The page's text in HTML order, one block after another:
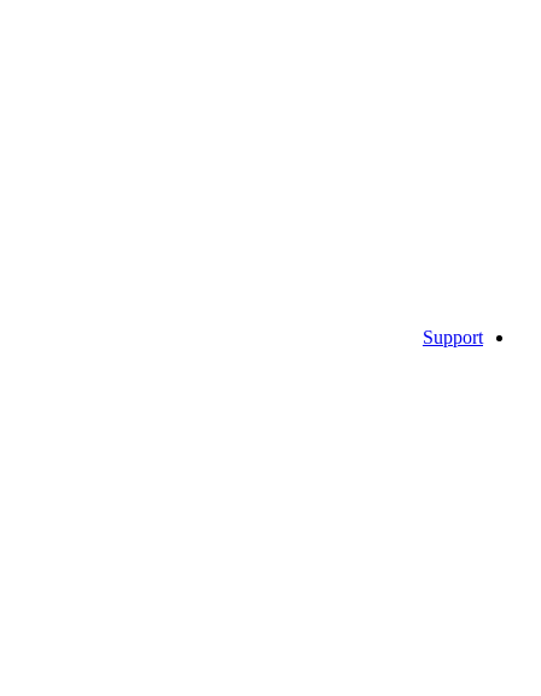
Support